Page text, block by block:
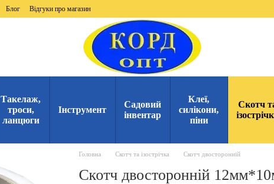
Блог Відгуки про магазин
Такелаж,
троси,
ланцюги
Інструмент
Садовий
інвентар
Клеї,
силікони,
піни
Скотч
Головна Скотч та ізострічка Скотч двосторонній
Скотч двосторонній